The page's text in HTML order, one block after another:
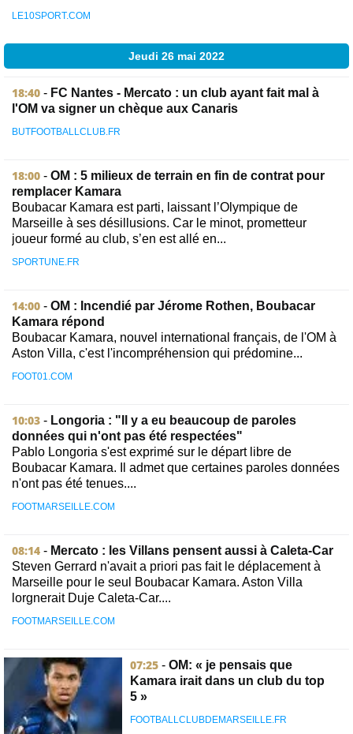
LE10SPORT.COM
Jeudi 26 mai 2022
18:40 - FC Nantes - Mercato : un club ayant fait mal à
l'OM va signer un chèque aux Canaris
BUTFOOTBALLCLUB.FR
18:00 - OM : 5 milieux de terrain en fin de contrat pour
remplacer Kamara
Boubacar Kamara est parti, laissant l’Olympique de
Marseille à ses désillusions. Car le minot, prometteur
joueur formé au club, s’en est allé en...
SPORTUNE.FR
14:00 - OM : Incendié par Jérome Rothen, Boubacar
Kamara répond
Boubacar Kamara, nouvel international français, de l'OM à
Aston Villa, c'est l'incompréhension qui prédomine...
FOOT01.COM
10:03 - Longoria : "Il y a eu beaucoup de paroles
données qui n'ont pas été respectées"
Pablo Longoria s'est exprimé sur le départ libre de
Boubacar Kamara. Il admet que certaines paroles données
n'ont pas été tenues....
FOOTMARSEILLE.COM
08:14 - Mercato : les Villans pensent aussi à Caleta-Car
Steven Gerrard n'avait a priori pas fait le déplacement à
Marseille pour le seul Boubacar Kamara. Aston Villa
lorgnerait Duje Caleta-Car....
FOOTMARSEILLE.COM
07:25 - OM: « je pensais que
Kamara irait dans un club du top
5 »
FOOTBALLCLUBDEMARSEILLE.FR